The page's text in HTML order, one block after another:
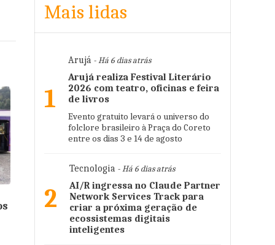
Mais lidas
1
Arujá - Há 6 dias atrás
Arujá realiza Festival Literário
2026 com teatro, oficinas e feira
de livros
Evento gratuito levará o universo do
folclore brasileiro à Praça do Coreto
entre os dias 3 e 14 de agosto
2
Tecnologia - Há 6 dias atrás
AI/R ingressa no Claude Partner
Network Services Track para
criar a próxima geração de
ecossistemas digitais
inteligentes